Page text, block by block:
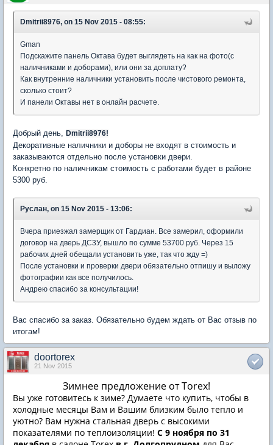
Dmitrii8976, on 15 Nov 2015 - 08:55:
Gman
Подскажите панель Октава будет выглядеть на как на фото(с
наличниками и доборами), или они за доплату?
Как внутренние наличники установить после чистового ремонта,
сколько стоит?
И панели Октавы нет в онлайн расчете.
Добрый день, Dmitrii8976!
Декоративные наличники и доборы не входят в стоимость и
заказываются отдельно после установки двери.
Конкретно по наличникам стоимость с работами будет в районе
5300 руб.
Руслан, on 15 Nov 2015 - 13:06:
Вчера приезжал замерщик от Гардиан. Все замерил, оформили
договор на дверь ДС3У, вышло по сумме 53700 руб. Через 15
рабочих дней обещали установить уже, так что жду =)
После установки и проверки двери обязательно отпишу и выложу
фотографии как все получилось.
Андрею спасибо за консультации!
Вас спасибо за заказ. Обязательно будем ждать от Вас отзыв по
итогам!
doortorex
21 Nov 2015
Зимнее предложение от Torex!
Вы уже готовитесь к зиме? Думаете что купить, чтобы в
холодные месяцы Вам и Вашим близким было тепло и
уютно? Вам нужна стальная дверь с высокими
показателями по теплоизоляции! С 9 ноября по 31